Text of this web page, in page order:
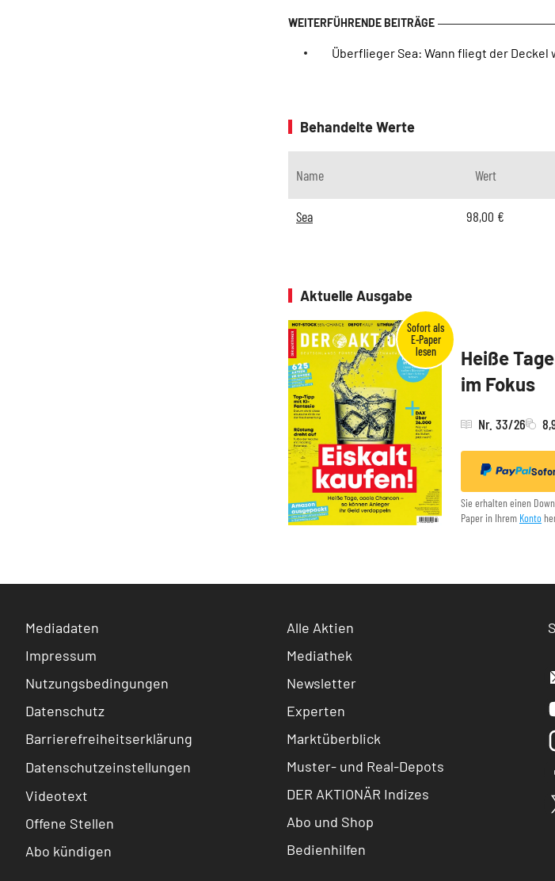
Überflieger Sea: Wann fliegt der Deckel
Behandelte Werte
Name Wert
Sea 98,00 €
Aktuelle Ausgabe
Heiße
im Fokus
Nr. 33/26
Sie erhalten einen
Paper in Ihrem Konto
Mediadaten
Impressum
Nutzungsbedingungen
Datenschutz
Barrierefreiheitserklärung
Datenschutzeinstellungen
Videotext
Offene Stellen
Abo kündigen
Alle Aktien
Mediathek
Newsletter
Experten
Marktüberblick
Muster- und Real-Depots
DER AKTIONÄR Indizes
Abo und Shop
Bedienhilfen